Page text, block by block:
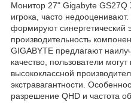
Монитор 27" Gigabyte GS27Q
игрока, часто
формируют
производительность
GIGABYTE предлагают
качество, пользователи
высококлассной
экстравагантности.
разрешение QHD и частота